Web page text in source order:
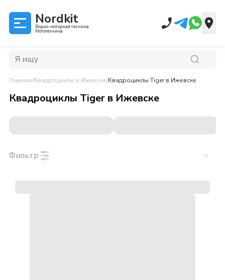
Nordkit
Водно-моторная техника
Мототехника
Главная/Квадроциклы в Ижевске/Квадроциклы Tigerв Ижевске
Квадроциклы Tiger в Ижевске
Фильтр